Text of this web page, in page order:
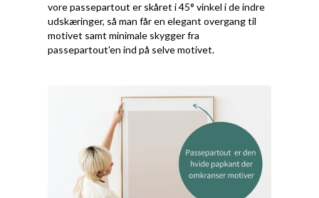
vore passepartout er skåret i 45° vinkel i de indre
udskæringer, så man får en elegant overgang til
motivet samt minimale skygger fra
passepartout'en ind på selve motivet.